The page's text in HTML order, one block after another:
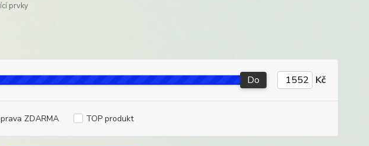
prvky
Do Kč
ZDARMA TOP produkt